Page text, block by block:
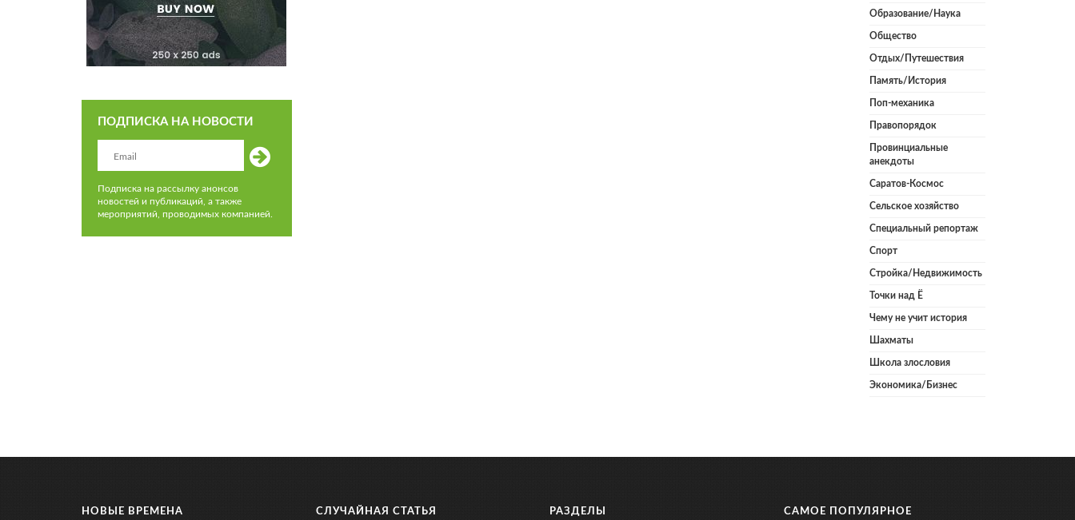
ПОДПИСКА НА НОВОСТИ
Подписка на рассылку анонсов
новостей и публикаций, а также
мероприятий, проводимых компанией.
Образование/Наука
Общество
Отдых/Путешествия
Память/История
Поп-механика
Правопорядок
Провинциальные
анекдоты
Саратов-Космос
Сельское хозяйство
Специальный репортаж
Спорт
Стройка/Недвижимость
Точки над Ё
Чему не учит история
Шахматы
Школа злословия
Экономика/Бизнес
НОВЫЕ ВРЕМЕНА СЛУЧАЙНАЯ СТАТЬЯ РАЗДЕЛЫ САМОЕ ПОПУЛЯРНОЕ